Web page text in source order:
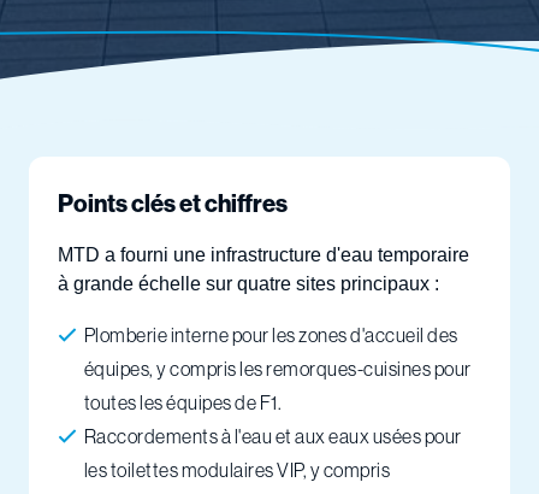
Points clés et chiffres
MTD a fourni une infrastructure d'eau temporaire
à grande échelle sur quatre sites principaux :
Plomberie interne pour les zones d'accueil des
équipes, y compris les remorques-cuisines pour
toutes les équipes de F1.
Raccordements à l'eau et aux eaux usées pour
les toilettes modulaires VIP, y compris